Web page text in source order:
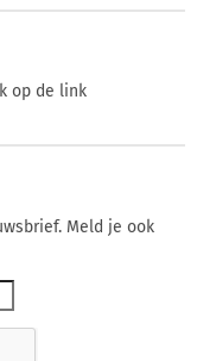
op de link
Meld je ook